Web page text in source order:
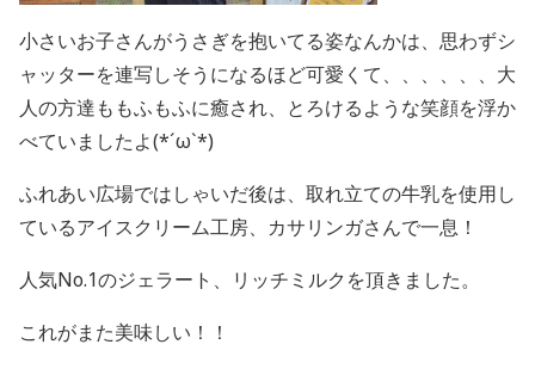
小さいお子さんがうさぎを抱いてる姿なんかは、思わずシ
ャッターを連写しそうになるほど可愛くて、、、、、、大
人の方達ももふもふに癒され、とろけるような笑顔を浮か
べていましたよ(*´ω`*)
ふれあい広場ではしゃいだ後は、取れ立ての牛乳を使用し
ているアイスクリーム工房、カサリンガさんで一息！
人気No.1のジェラート、リッチミルクを頂きました。
これがまた美味しい！！